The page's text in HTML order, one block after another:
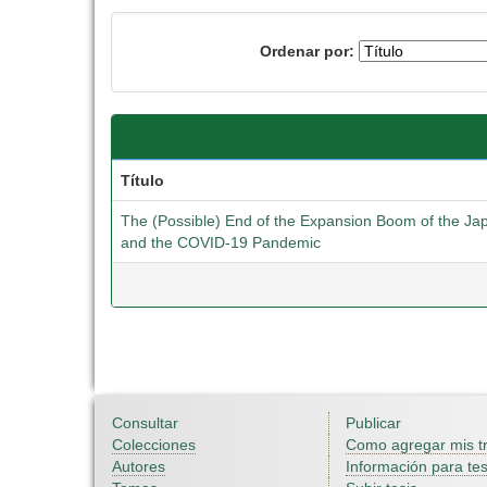
Ordenar por:
Título
The (Possible) End of the Expansion Boom of the
and the COVID-19 Pandemic
Consultar
Colecciones
Autores
Publicar
Como agregar mis
Información para